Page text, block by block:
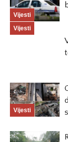
Vijesti
Vijesti
Vijesti